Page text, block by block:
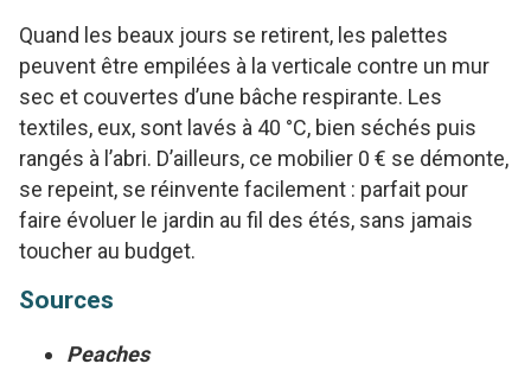
Quand les beaux jours se retirent, les palettes
peuvent être empilées à la verticale contre un mur
sec et couvertes d’une bâche respirante. Les
textiles, eux, sont lavés à 40 °C, bien séchés puis
rangés à l’abri. D’ailleurs, ce mobilier 0 € se démonte,
se repeint, se réinvente facilement : parfait pour
faire évoluer le jardin au fil des étés, sans jamais
toucher au budget.
Sources
Peaches